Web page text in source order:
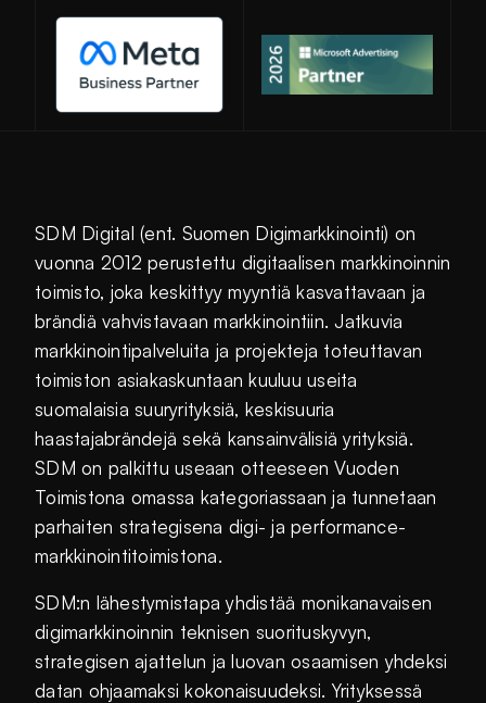
Avautuu uuteen ikkunaan
SDM Digital (ent. Suomen Digimarkkinointi) on
vuonna 2012 perustettu digitaalisen markkinoinnin
toimisto, joka keskittyy myyntiä kasvattavaan ja
brändiä vahvistavaan markkinointiin. Jatkuvia
markkinointipalveluita ja projekteja toteuttavan
toimiston asiakaskuntaan kuuluu useita
suomalaisia suuryrityksiä, keskisuuria
haastajabrändejä sekä kansainvälisiä yrityksiä.
SDM on palkittu useaan otteeseen Vuoden
Toimistona omassa kategoriassaan ja tunnetaan
parhaiten strategisena digi- ja performance-
markkinointitoimistona.
SDM:n lähestymistapa yhdistää monikanavaisen
digimarkkinoinnin teknisen suorituskyvyn,
strategisen ajattelun ja luovan osaamisen yhdeksi
datan ohjaamaksi kokonaisuudeksi. Yrityksessä